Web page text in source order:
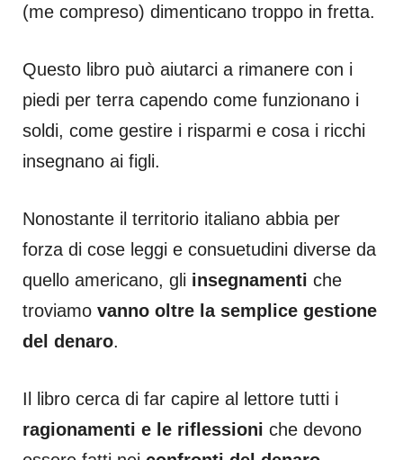
(me compreso) dimenticano troppo in fretta.
Questo libro può aiutarci a rimanere con i
piedi per terra capendo come funzionano i
soldi, come gestire i risparmi e cosa i ricchi
insegnano ai figli.
Nonostante il territorio italiano abbia per
forza di cose leggi e consuetudini diverse da
quello americano, gli insegnamenti che
troviamo vanno oltre la semplice gestione
del denaro.
Il libro cerca di far capire al lettore tutti i
ragionamenti e le riflessioni che devono